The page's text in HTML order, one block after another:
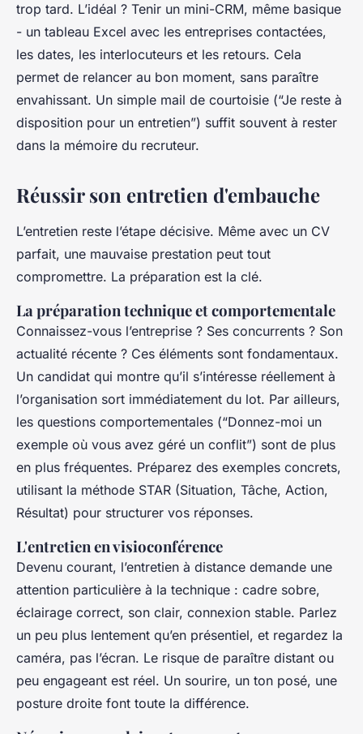
trop tard. L’idéal ? Tenir un mini-CRM, même basique
- un tableau Excel avec les entreprises contactées,
les dates, les interlocuteurs et les retours. Cela
permet de relancer au bon moment, sans paraître
envahissant. Un simple mail de courtoisie (“Je reste à
disposition pour un entretien”) suffit souvent à rester
dans la mémoire du recruteur.
Réussir son entretien d'embauche
L’entretien reste l’étape décisive. Même avec un CV
parfait, une mauvaise prestation peut tout
compromettre. La préparation est la clé.
La préparation technique et comportementale
Connaissez-vous l’entreprise ? Ses concurrents ? Son
actualité récente ? Ces éléments sont fondamentaux.
Un candidat qui montre qu’il s’intéresse réellement à
l’organisation sort immédiatement du lot. Par ailleurs,
les questions comportementales (“Donnez-moi un
exemple où vous avez géré un conflit”) sont de plus
en plus fréquentes. Préparez des exemples concrets,
utilisant la méthode STAR (Situation, Tâche, Action,
Résultat) pour structurer vos réponses.
L'entretien en visioconférence
Devenu courant, l’entretien à distance demande une
attention particulière à la technique : cadre sobre,
éclairage correct, son clair, connexion stable. Parlez
un peu plus lentement qu’en présentiel, et regardez la
caméra, pas l’écran. Le risque de paraître distant ou
peu engageant est réel. Un sourire, un ton posé, une
posture droite font toute la différence.